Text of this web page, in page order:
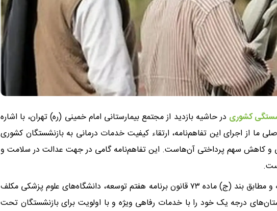
کشوری در حاشیه بازدید از مجتمع بیمارستانی امام خمینی (ره) تهران، با اشاره
ما از اجرای این تفاهم‌نامه، ارتقاء کیفیت خدمات درمانی به بازنشستگان کشوری
و کاهش سهم پرداختی آن‌هاست. این تفاهم‌نامه گامی در جهت عدالت در سلامت و
وی افزود: بر اساس مفاد این تفاهم‌نامه و مطابق بند (ج) ماده ۷۳ قانون برنامه هفتم توسعه، دانشگاه‌های علوم پزشکی مکلف
بیمارستان‌های درجه یک خود را با خدمات رفاهی ویژه و با اولویت برای بازنشستگان تحت